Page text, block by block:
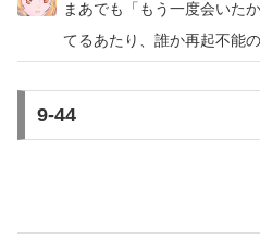
まあでも「もう一度会いた
てるあたり、誰か再起不能
9-44